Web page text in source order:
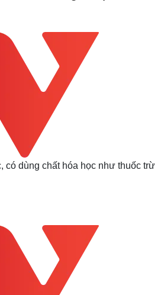
Tư vấn
Giải trí
Nghệ sĩ
Thời trang
Sao Việt
có dùng chất hóa học như thuốc trừ